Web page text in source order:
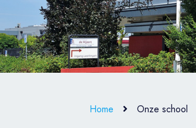
Home Onze school